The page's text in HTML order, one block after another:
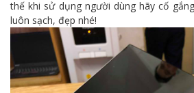
thế khi sử dụng người dùng hãy cố
luôn sạch, đẹp nhé!